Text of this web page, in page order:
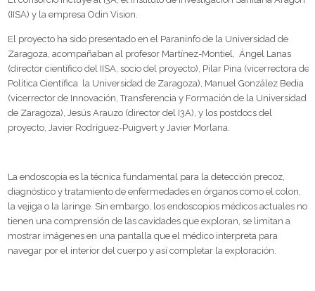
(IISA) y la empresa Odin Vision.
El proyecto ha sido presentado en el Paraninfo de la Universidad de
Zaragoza, acompañaban al profesor Martínez-Montiel, Ángel Lanas
(director científico del IISA, socio del proyecto), Pilar Pina (vicerrectora de
Política Científica la Universidad de Zaragoza), Manuel González Bedia
(vicerrector de Innovación, Transferencia y Formación de la Universidad
de Zaragoza), Jesús Arauzo (director del I3A), y los postdocs del
proyecto, Javier Rodríguez-Puigvert y Javier Morlana.
La endoscopia es la técnica fundamental para la detección precoz,
diagnóstico y tratamiento de enfermedades en órganos como el colon,
la vejiga o la laringe. Sin embargo, los endoscopios médicos actuales no
tienen una comprensión de las cavidades que exploran, se limitan a
mostrar imágenes en una pantalla que el médico interpreta para
navegar por el interior del cuerpo y así completar la exploración.